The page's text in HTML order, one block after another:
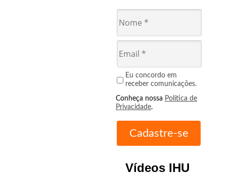
Eu concordo em
receber comunicações.
Conheça nossa Política de
Privacidade.
Vídeos IHU